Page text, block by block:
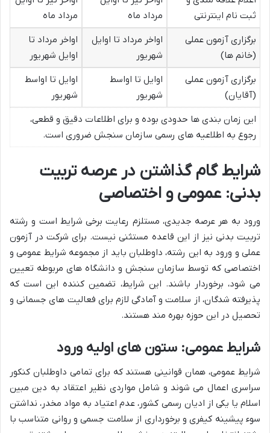
ثبت نام اینترنتی
مرداد ماه
مرداد ماه
برگزاری آزمون عملی
(خانم ها)
اواخر مرداد تا اوایل
شهریور
اواخر مرداد تا
اوایل شهریور
برگزاری آزمون عملی
(آقایان)
اوایل تا اواسط
شهریور
اوایل تا اواسط
شهریور
این زمان بندی ها حدودی بوده و برای اطلاعات دقیق و قطعی،
رجوع به اطلاعیه های رسمی سازمان سنجش ضروری است.
شرایط گام گذاشتن در عرصه تربیت
بدنی: عمومی و اختصاصی
ورود به هر عرصه جدیدی، مستلزم رعایت برخی شرایط است و رشته
تربیت بدنی نیز از این قاعده مستثنی نیست. برای شرکت در آزمون
عملی و ورود به این رشته، داوطلبان باید از مجموعه شرایط عمومی و
اختصاصی که توسط سازمان سنجش و دانشگاه های مربوطه تعیین
می شود، برخوردار باشند. این شرایط، تضمین کننده این است که
پذیرفته شدگان، از سلامت و آمادگی لازم برای فعالیت های جسمانی و
تحصیل در این حوزه بهره مند هستند.
شرایط عمومی: ستون های اولیه ورود
شرایط عمومی، همان قوانینی هستند که برای تمامی داوطلبان کنکور
سراسری اعمال می شوند و شامل مواردی نظیر اعتقاد به دین مبین
اسلام یا یکی از ادیان رسمی کشور، عدم اعتیاد به مواد مخدر، نداشتن
سوء پیشینه کیفری و برخورداری از سلامت جسمی و روانی متناسب با